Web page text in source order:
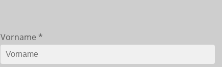
Vorname *